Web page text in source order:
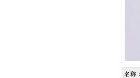
名称：